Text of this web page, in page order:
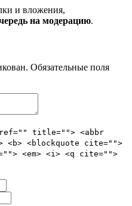
и вложения,
на модерацию.
Обязательные поля
title=""> <abbr
<blockquote cite="">
<em> <i> <q cite="">